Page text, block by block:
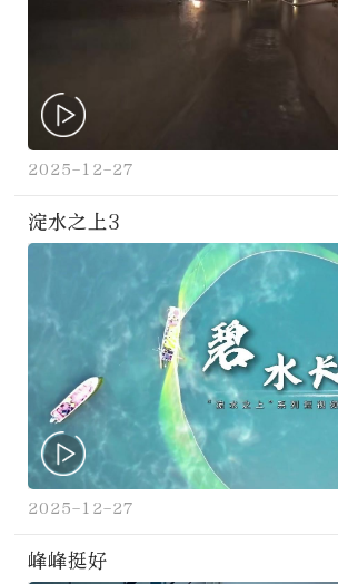
2025-12-27
淀水之上3
2025-12-27
峰峰挺好